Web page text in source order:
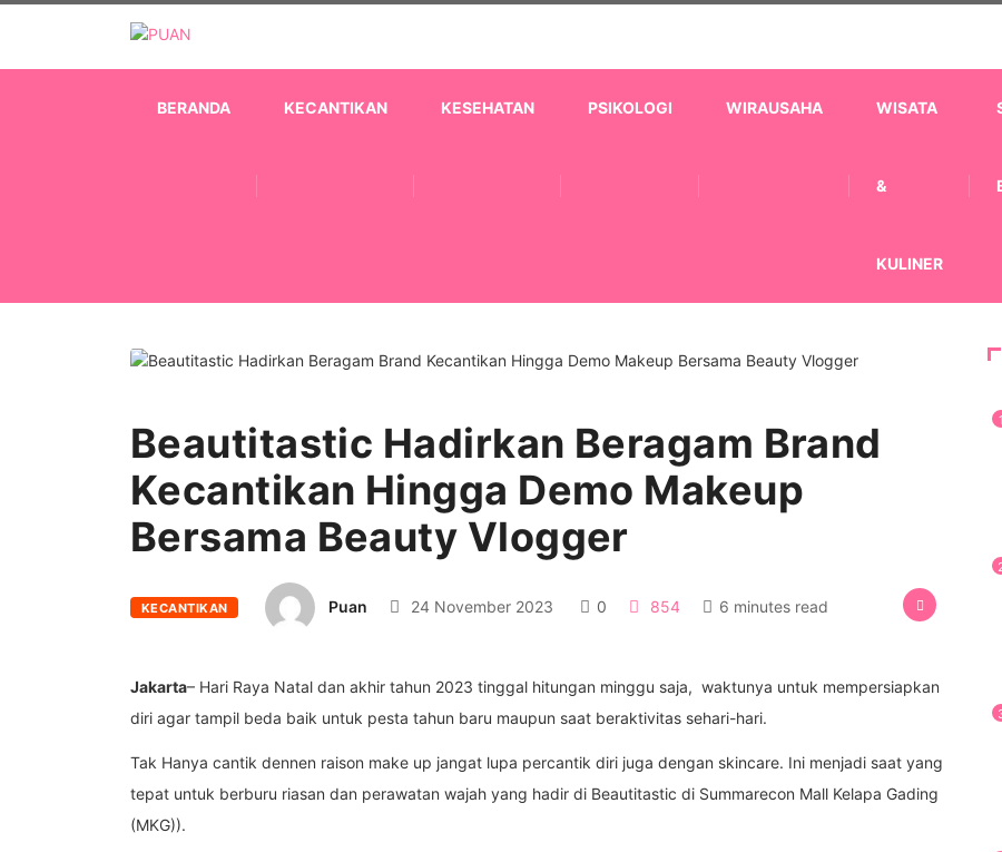
BERANDA KECANTIKAN KESEHATAN PSIKOLOGI WIRAUSAHA WISATA
&
KULINER
Beautitastic Hadirkan Beragam Brand
Kecantikan Hingga Demo Makeup
Bersama Beauty Vlogger
KECANTIKAN Puan 24 November 2023 0 854 6 minutes read
Jakarta– Hari Raya Natal dan akhir tahun 2023 tinggal hitungan minggu saja, waktunya untuk mempersiapkan
diri agar tampil beda baik untuk pesta tahun baru maupun saat beraktivitas sehari-hari.
Tak Hanya cantik dennen raison make up jangat lupa percantik diri juga dengan skincare. Ini menjadi saat yang
tepat untuk berburu riasan dan perawatan wajah yang hadir di Beautitastic di Summarecon Mall Kelapa Gading
(MKG)).
1